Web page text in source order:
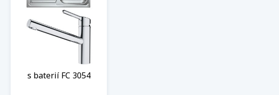
s baterií FC 3054